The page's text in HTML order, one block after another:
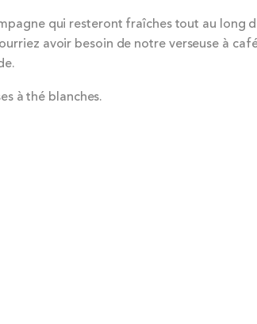
qui resteront fraîches tout au long
avoir besoin de notre verseuse à
à thé blanches.